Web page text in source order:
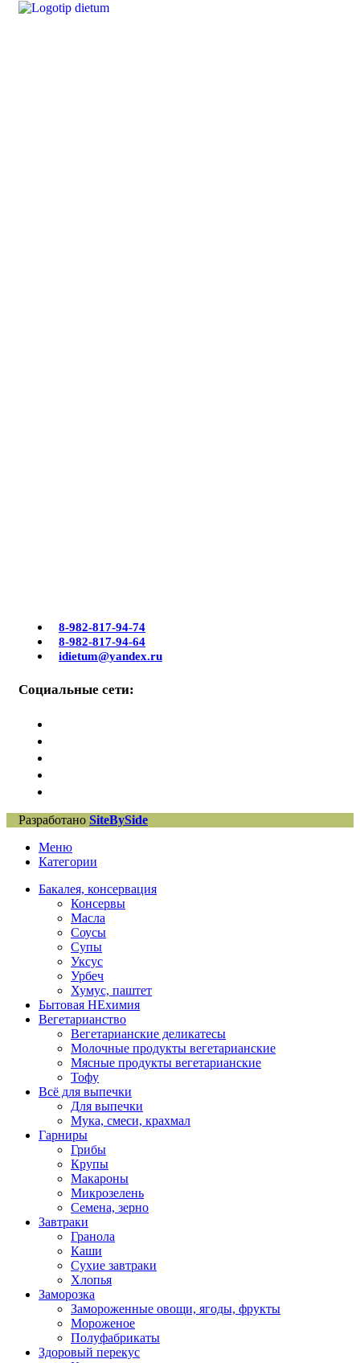
8-982-817-94-74
8-982-817-94-64
idietum@yandex.ru
Социальные сети:
Разработано SiteBySide
Меню
Категории
Бакалея, консервация
Консервы
Масла
Соусы
Супы
Уксус
Урбеч
Хумус, паштет
Бытовая НЕхимия
Вегетарианство
Вегетарианские деликатесы
Молочные продукты вегетарианские
Мясные продукты вегетарианские
Тофу
Всё для выпечки
Для выпечки
Мука, смеси, крахмал
Гарниры
Грибы
Крупы
Макароны
Микрозелень
Семена, зерно
Завтраки
Гранола
Каши
Сухие завтраки
Хлопья
Заморозка
Замороженные овощи, ягоды, фрукты
Мороженое
Полуфабрикаты
Здоровый перекус